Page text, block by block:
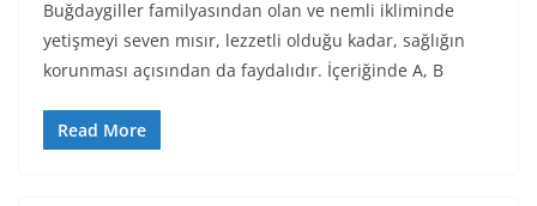
Buğdaygiller familyasından olan ve nemli ikliminde
yetişmeyi seven mısır, lezzetli olduğu kadar, sağlığın
korunması açısından da faydalıdır. İçeriğinde A, B
Read More